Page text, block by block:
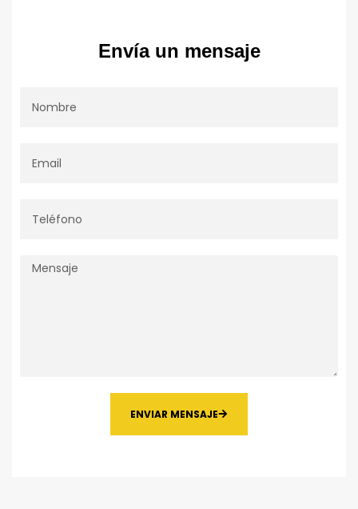
Envía un mensaje
ENVIAR MENSAJE